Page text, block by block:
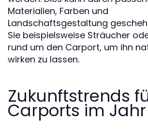
Materialien, Farben und
Landschaftsgestaltung
Sie beispielsweise Sträucher
rund um den Carport, um ihn
wirken zu lassen.
Zukunftstrends
Carports im